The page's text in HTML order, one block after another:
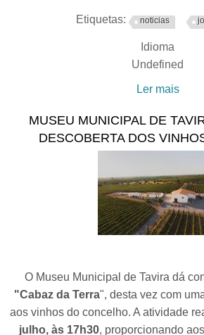
Etiquetas: noticias
Idioma
Undefined
Ler mais
MUSEU MUNICIPAL DE
DESCOBERTA DOS
O Museu Municipal de Tavira dá
"Cabaz da Terra", desta vez com
aos vinhos do concelho. A atividade
julho, às 17h30, proporcionando